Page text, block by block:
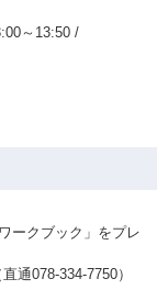
～13:50 /
ークブック」をプレ
通078-334-7750）